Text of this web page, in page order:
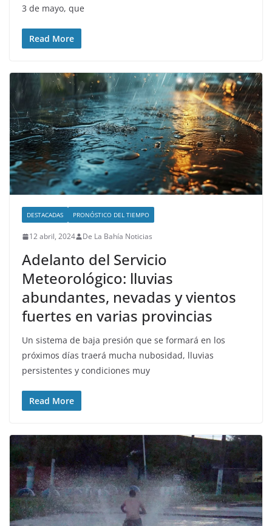
3 de mayo, que
Read More
DESTACADAS PRONÓSTICO DEL TIEMPO
12 abril, 2024 De La Bahía Noticias
Adelanto del Servicio
Meteorológico: lluvias
abundantes, nevadas y vientos
fuertes en varias provincias
Un sistema de baja presión que se formará en los
próximos días traerá mucha nubosidad, lluvias
persistentes y condiciones muy
Read More